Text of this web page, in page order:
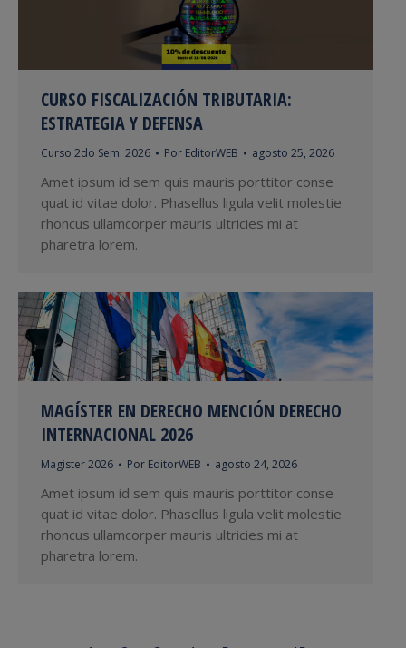
CURSO FISCALIZACIÓN TRIBUTARIA:
ESTRATEGIA Y DEFENSA
Curso 2do Sem. 2026 Por EditorWEB agosto 25, 2026
Amet ipsum id sem quis mauris porttitor conse
quat id vitae dolor. Phasellus ligula velit molestie
rhoncus ullamcorper mauris ultricies mi at
pharetra lorem.
MAGÍSTER EN DERECHO MENCIÓN DERECHO
INTERNACIONAL 2026
Magister 2026 Por EditorWEB agosto 24, 2026
Amet ipsum id sem quis mauris porttitor conse
quat id vitae dolor. Phasellus ligula velit molestie
rhoncus ullamcorper mauris ultricies mi at
pharetra lorem.